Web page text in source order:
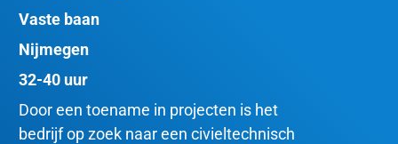
Vaste baan
Nijmegen
32-40 uur
Door een toename in projecten is het
bedrijf op zoek naar een civieltechnisch